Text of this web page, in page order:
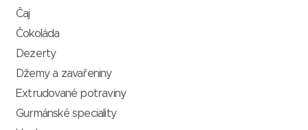
Čaj
Čokoláda
Dezerty
Džemy a zavařeniny
Extrudované potraviny
Gurmánské speciality